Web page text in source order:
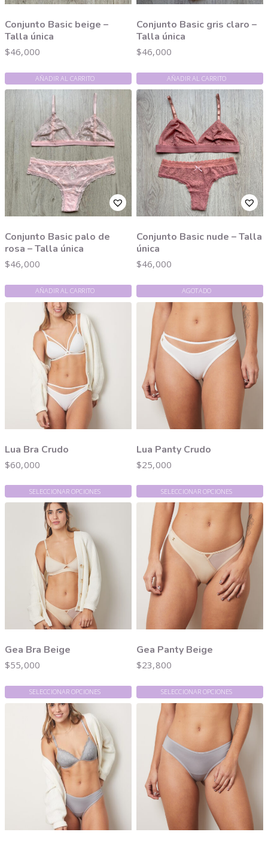
Conjunto Basic beige –
Talla única
$46,000
AÑADIR AL CARRITO
Conjunto Basic gris claro –
Talla única
$46,000
AÑADIR AL CARRITO
Conjunto Basic palo de
rosa – Talla única
$46,000
AÑADIR AL CARRITO
Conjunto Basic nude – Talla
única
$46,000
AGOTADO
Lua Bra Crudo
$60,000
SELECCIONAR OPCIONES
Lua Panty Crudo
$25,000
SELECCIONAR OPCIONES
Gea Bra Beige
$55,000
SELECCIONAR OPCIONES
Gea Panty Beige
$23,800
SELECCIONAR OPCIONES